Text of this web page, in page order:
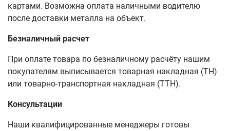
картами. Возможна оплата наличными водителю
после доставки металла на объект.
Безналичный расчет
При оплате товара по безналичному расчёту нашим
покупателям выписывается товарная накладная (ТН)
или товарно-транспортная накладная (ТТН).
Консультации
Наши квалифицированные менеджеры готовы